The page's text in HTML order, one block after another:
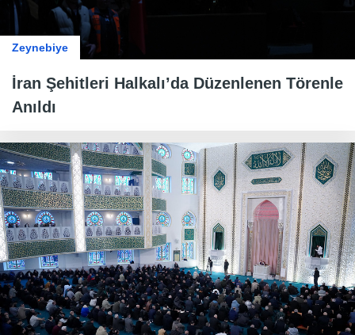
Zeynebiye
İran Şehitleri Halkalı’da Düzenlenen Törenle
Anıldı